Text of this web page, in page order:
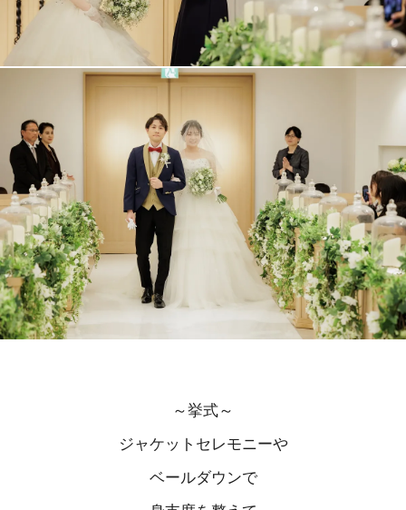
～挙式～
ジャケットセレモニーや
ベールダウンで